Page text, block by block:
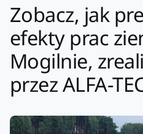
Zobacz, jak
efekty prac
Mogilnie,
przez ALFA-